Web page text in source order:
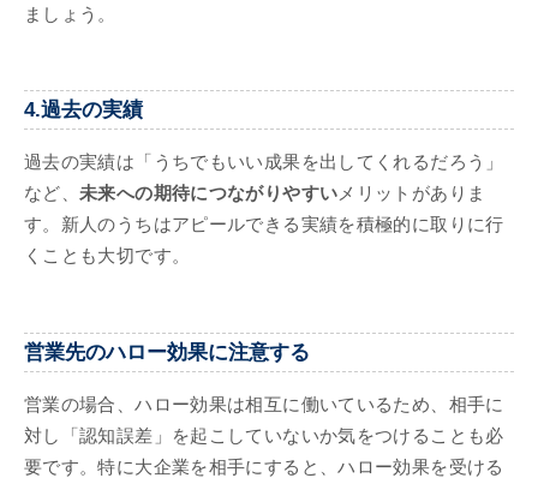
ましょう。
4.過去の実績
過去の実績は「うちでもいい成果を出してくれるだろう」
など、未来への期待につながりやすいメリットがありま
す。新人のうちはアピールできる実績を積極的に取りに行
くことも大切です。
営業先のハロー効果に注意する
営業の場合、ハロー効果は相互に働いているため、相手に
対し「認知誤差」を起こしていないか気をつけることも必
要です。特に大企業を相手にすると、ハロー効果を受ける